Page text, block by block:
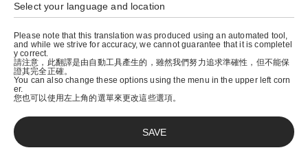
特定商取引法に基づく表示
会社概要
© graniph inc.
Select your language and location
Please note that this translation was produced using an automated tool,
and while we strive for accuracy, we cannot guarantee that it is completel
y correct.
請注意，此翻譯是由自動工具產生的，雖然我們努力追求準確性，但不能保
證其完全正確。
You can also change these options using the menu in the upper left corn
er.
您也可以使用左上角的選單來更改這些選項。
SAVE